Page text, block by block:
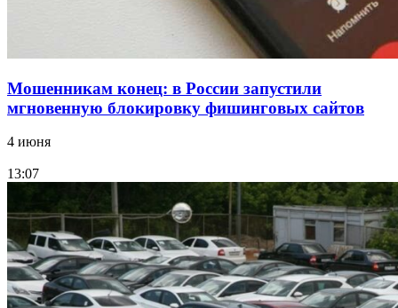
Мошенникам конец: в России запустили
мгновенную блокировку фишинговых сайтов
4 июня
13:07